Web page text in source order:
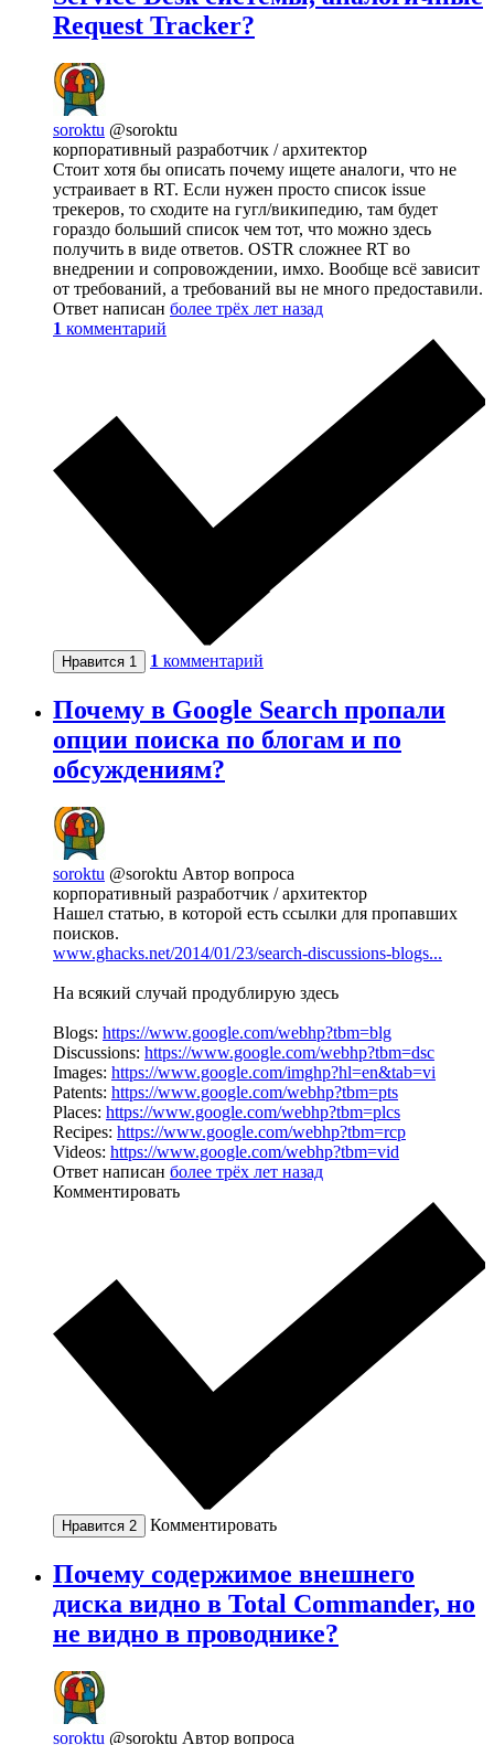
Request Tracker?
soroktu @soroktu
корпоративный разработчик / архитектор
Стоит хотя бы описать почему ищете аналоги, что не
устраивает в RT. Если нужен просто список issue
трекеров, то сходите на гугл/википедию, там будет
гораздо больший список чем тот, что можно здесь
получить в виде ответов. OSTR сложнее RT во
внедрении и сопровождении, имхо. Вообще всё зависит
от требований, а требований вы не много предоставили.
Ответ написан более трёх лет назад
1 комментарий
Нравится 1 1 комментарий
Почему в Google Search пропали
опции поиска по блогам и по
обсуждениям?
soroktu @soroktu Автор вопроса
корпоративный разработчик / архитектор
Нашел статью, в которой есть ссылки для пропавших
поисков.
www.ghacks.net/2014/01/23/search-discussions-blogs...
На всякий случай продублирую здесь
Blogs: https://www.google.com/webhp?tbm=blg
Discussions: https://www.google.com/webhp?tbm=dsc
Images: https://www.google.com/imghp?hl=en&tab=vi
Patents: https://www.google.com/webhp?tbm=pts
Places: https://www.google.com/webhp?tbm=plcs
Recipes: https://www.google.com/webhp?tbm=rcp
Videos: https://www.google.com/webhp?tbm=vid
Ответ написан более трёх лет назад
Комментировать
Нравится 2 Комментировать
Почему содержимое внешнего
диска видно в Total Commander, но
не видно в проводнике?
soroktu @soroktu Автор вопроса